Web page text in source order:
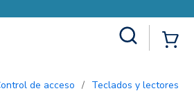
Control de acceso / Teclados y lectores